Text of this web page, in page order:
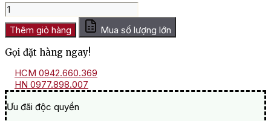
3.950.000 ₫.là:
3.850.000 ₫.
Giỏ
Quà
Tết
Gỗ
VIP
Cấp
lượng
Thêm giỏ hàng
Mua số lượng lớn
Gọi đặt hàng ngay!
HCM 0942.660.369
HN 0977.898.007
Ưu đãi độc quyền